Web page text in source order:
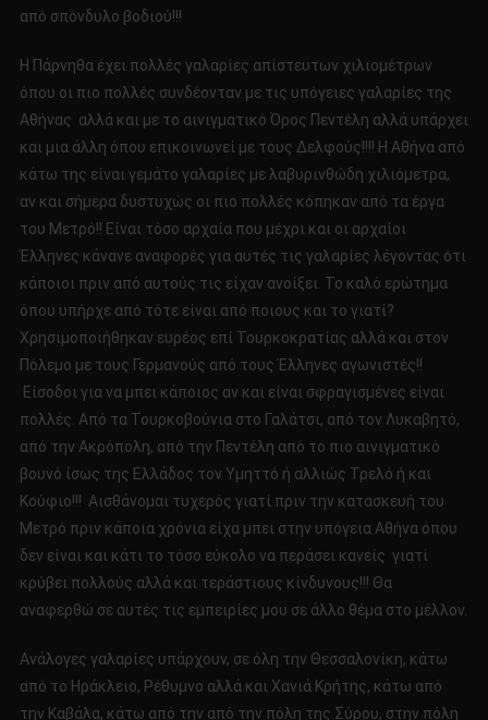
από σπόνδυλο βοδιού!!!
Η Πάρνηθα έχει πολλές γαλαρίες απίστευτων χιλιομέτρων
όπου οι πιο πολλές συνδέονταν με τις υπόγειες γαλαρίες της
Αθήνας αλλά και με το αινιγματικό Όρος Πεντέλη αλλά υπάρχει
και μια άλλη όπου επικοινωνεί με τους Δελφούς!!!! Η Αθήνα από
κάτω της είναι γεμάτο γαλαρίες με λαβυρινθώδη χιλιόμετρα,
αν και σήμερα δυστυχώς οι πιο πολλές κόπηκαν από τα έργα
του Μετρό!! Είναι τόσο αρχαία που μέχρι και οι αρχαίοι
Έλληνες κάνανε αναφορές για αυτές τις γαλαρίες λέγοντας ότι
κάποιοι πριν από αυτούς τις είχαν ανοίξει. Το καλό ερώτημα
όπου υπήρχε από τότε είναι από ποιους και το γιατί?
Χρησιμοποιήθηκαν ευρέος επί Τουρκοκρατίας αλλά και στον
Πόλεμο με τους Γερμανούς από τους Έλληνες αγωνιστές!!
Είσοδοι για να μπει κάποιος αν και είναι σφραγισμένες είναι
πολλές. Από τα Τουρκοβούνια στο Γαλάτσι, από τον Λυκαβητό,
από την Ακρόπολη, από την Πεντέλη από το πιο αινιγματικό
βουνό ίσως της Ελλάδος τον Υμηττό ή αλλιώς Τρελό ή και
Κούφιο!!! Αισθάνομαι τυχερός γιατί πριν την κατασκευή του
Μετρό πριν κάποια χρόνια είχα μπει στην υπόγεια Αθήνα όπου
δεν είναι και κάτι το τόσο εύκολο να περάσει κανείς γιατί
κρύβει πολλούς αλλά και τεράστιους κίνδυνους!!! Θα
αναφερθώ σε αυτές τις εμπειρίες μου σε άλλο θέμα στο μέλλον.
Ανάλογες γαλαρίες υπάρχουν, σε όλη την Θεσσαλονίκη, κάτω
από το Ηράκλειο, Ρέθυμνο αλλά και Χανιά Κρήτης, κάτω από
την Καβάλα, κάτω από την από την πόλη της Σύρου, στην πόλη